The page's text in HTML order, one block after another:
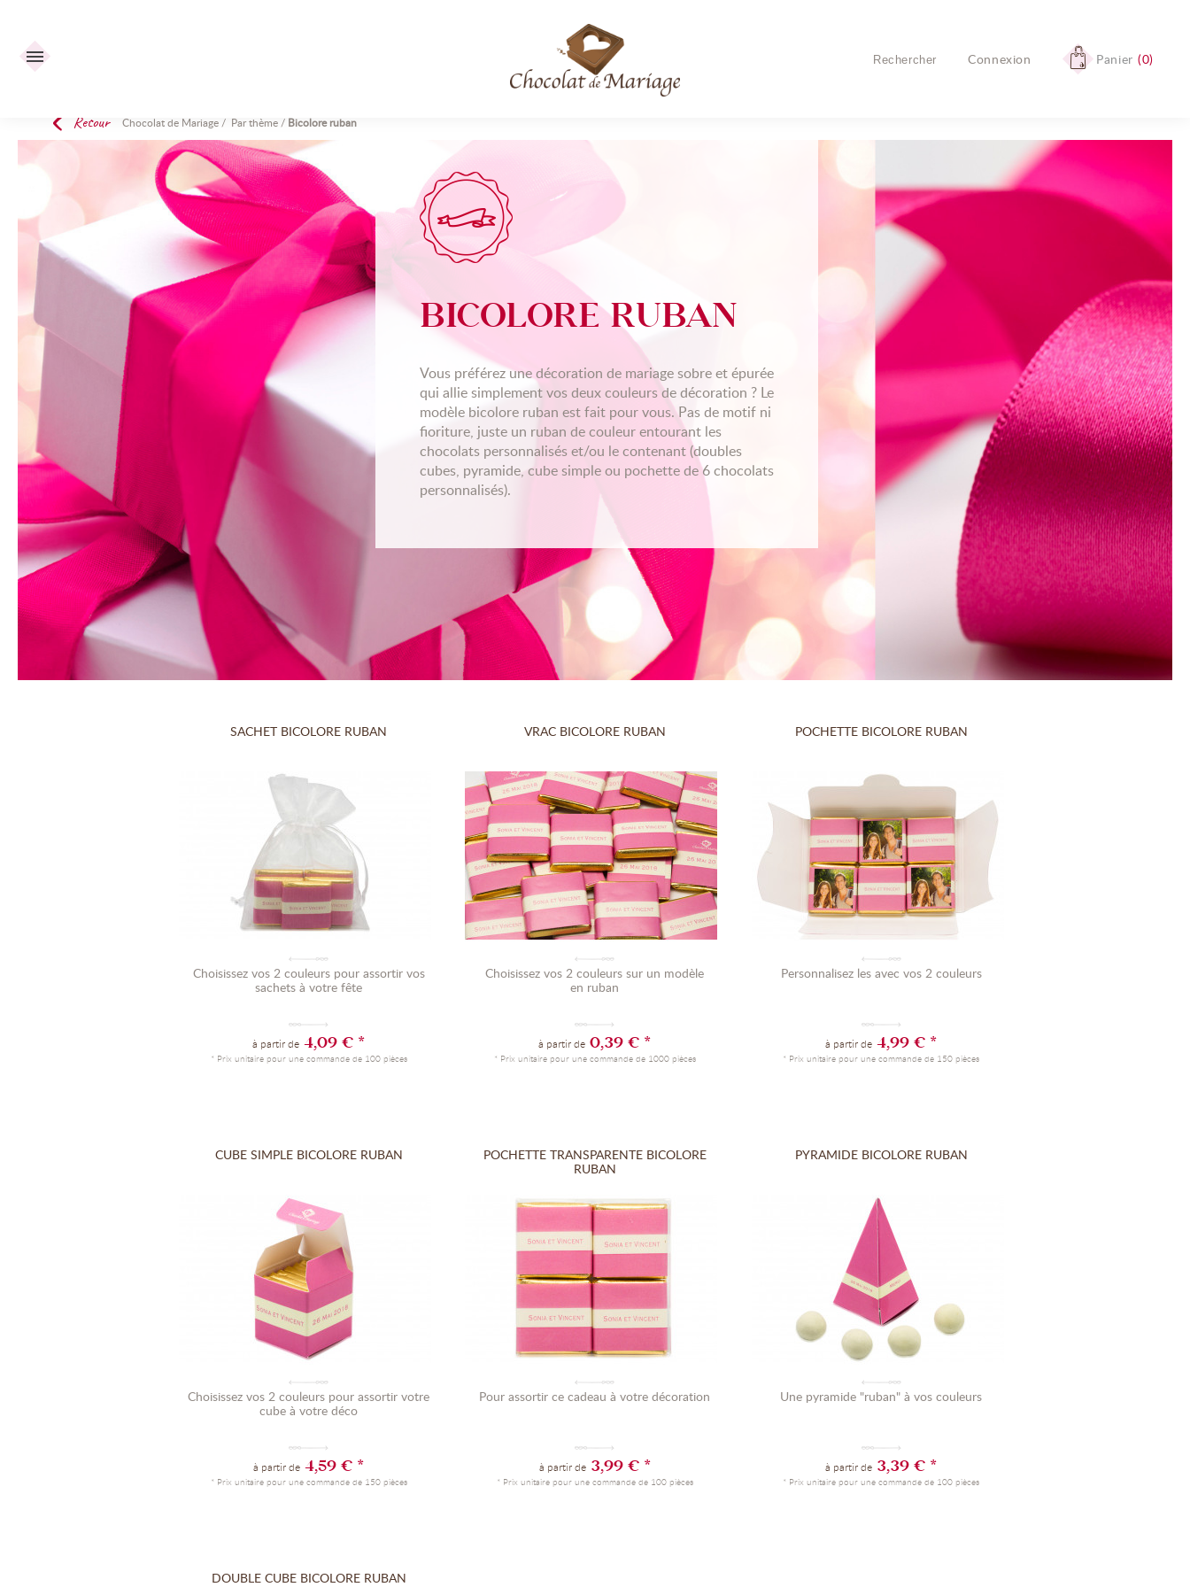
Connexion Panier 0
Livraison gratuite !
0,00 €
COMMANDER
Retour Chocolat de Mariage/ Par thème/ Bicolore ruban
BICOLORE RUBAN
Vous préférez une décoration de mariage sobre et épurée
qui allie simplement vos deux couleurs de décoration ? Le
modèle bicolore ruban est fait pour vous. Pas de motif ni
fioriture, juste un ruban de couleur entourant les
chocolats personnalisés et/ou le contenant (doubles
cubes, pyramide, cube simple ou pochette de 6 chocolats
personnalisés).
SACHET BICOLORE RUBAN
Choisissez vos 2 couleurs pour assortir vos
sachets à votre fête
à partir de 4,09 € *
* Prix unitaire pour une commande de 100 pièces
VRAC BICOLORE RUBAN
Choisissez vos 2 couleurs sur un modèle
en ruban
à partir de 0,39 € *
* Prix unitaire pour une commande de 1000 pièces
POCHETTE BICOLORE RUBAN
Personnalisez les avec vos 2 couleurs
à partir de 4,99 € *
* Prix unitaire pour une commande de 150 pièces
CUBE SIMPLE BICOLORE RUBAN
Choisissez vos 2 couleurs pour assortir votre
cube à votre déco
à partir de 4,59 € *
* Prix unitaire pour une commande de 150 pièces
POCHETTE TRANSPARENTE BICOLORE
RUBAN
Pour assortir ce cadeau à votre décoration
à partir de3,99 € *
* Prix unitaire pour une commande de 100 pièces
PYRAMIDE BICOLORE RUBAN
Une pyramide "ruban" à vos couleurs
à partir de 3,39 € *
* Prix unitaire pour une commande de 100 pièces
DOUBLE CUBE BICOLORE RUBAN